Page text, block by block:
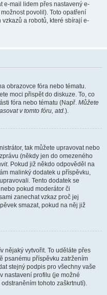
e-mail lidem přes nastavený e-
povolil). Toto opatření
a robotů, které sbírají e-
obrazovce fóra nebo tématu.
moci přispět do diskuze. To, co
fóra nebo tématu (Např. Můžete
v tomto fóru, atd.).
tak můžete upravovat nebo
(někdy jen do omezeného
. Pokud již někdo odpověděl na
malinký dodatek u příspěvku,
Tento dodatek se
pokud moderátor či
zanechat vzkaz proč jej
smazat, pokud na něj již
nějaký vytvořit. To uděláte přes
psanému příspěvku zatržením
stejný podpis pro všechny vaše
nastavení profilu (je možné
tohoto zaškrtnutí).